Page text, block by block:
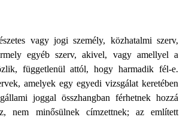
vagy jogi személy, közhatalmi szerv,
egyéb szerv, akivel, vagy amellyel a
függetlenül attól, hogy harmadik fél-e.
amelyek egy egyedi vizsgálat keretében
joggal összhangban férhetnek hozzá
nem minősülnek címzettnek; az említett